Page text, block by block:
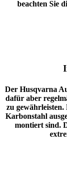
beachten Sie
Der Husqvarna
dafür aber
zu
Karbonstahl
montiert sind.